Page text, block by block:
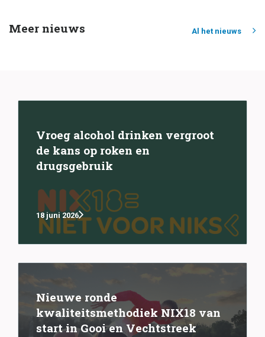
Meer nieuws Al het nieuws
Vroeg alcohol drinken vergroot
de kans op roken en
drugsgebruik
18 juni 2026
Nieuwe ronde
kwaliteitsmethodiek NIX18 van
start in Gooi en Vechtstreek